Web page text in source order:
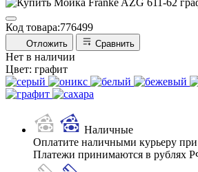
Код товара:776499
Отложить Сравнить
Нет в наличии
Цвет: графит
Наличные
Оплатите наличными курьеру
Платежи принимаются в рублях